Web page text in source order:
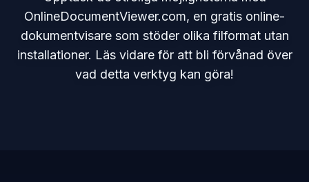
OnlineDocumentViewer.com, en gratis online-
dokumentvisare som stöder olika filformat utan
installationer. Läs vidare för att bli förvånad över
vad detta verktyg kan göra!